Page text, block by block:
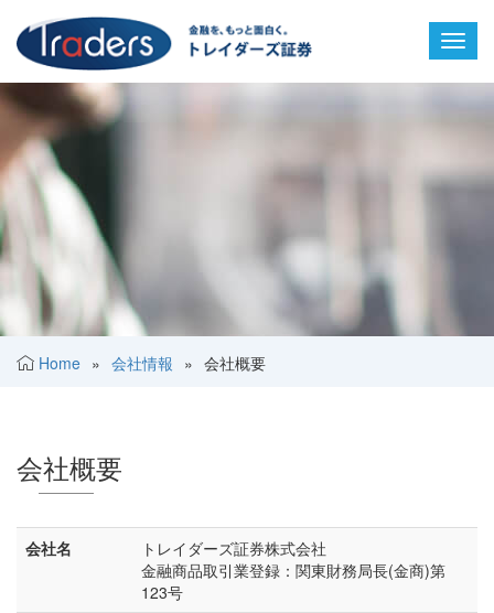
Home » 会社情報 » 会社概要
会社概要
会社名
トレイダーズ証券株式会社
金融商品取引業登録：関東財務局長(金商)第
123号